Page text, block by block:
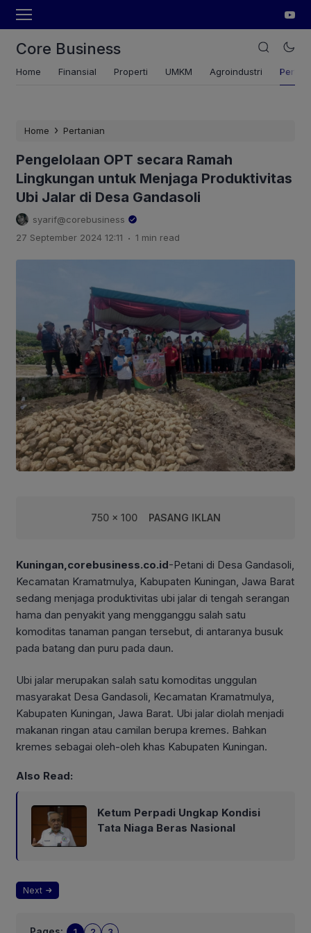
Core Business
Home Finansial Properti UMKM Agroindustri
Home › Pertanian
Pengelolaan OPT secara Ramah
Lingkungan untuk Menjaga Produktivitas
Ubi Jalar di Desa Gandasoli
syarif@corebusiness
27 September 2024 12:11 . 1 min read
750 x 100 PASANG IKLAN
Kuningan,corebusiness.co.id-Petani di Desa Gandasoli,
Kecamatan Kramatmulya, Kabupaten Kuningan, Jawa Barat
sedang menjaga produktivitas ubi jalar di tengah serangan
hama dan penyakit yang mengganggu salah satu
komoditas tanaman pangan tersebut, di antaranya busuk
pada batang dan puru pada daun.
Ubi jalar merupakan salah satu komoditas unggulan
masyarakat Desa Gandasoli, Kecamatan Kramatmulya,
Kabupaten Kuningan, Jawa Barat. Ubi jalar diolah menjadi
makanan ringan atau camilan berupa kremes. Bahkan
kremes sebagai oleh-oleh khas Kabupaten Kuningan.
Also Read:
Ketum Perpadi Ungkap Kondisi
Tata Niaga Beras Nasional
Next